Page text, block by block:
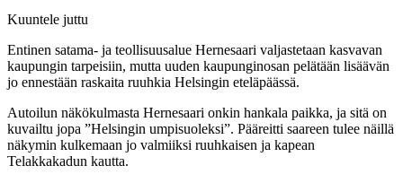
Kuuntele juttu
Entinen satama- ja teollisuusalue Hernesaari valjastetaan kasvavan
kaupungin tarpeisiin, mutta uuden kaupunginosan pelätään lisäävän
jo ennestään raskaita ruuhkia Helsingin eteläpäässä.
Autoilun näkökulmasta Hernesaari onkin hankala paikka, ja sitä on
kuvailtu jopa ”Helsingin umpisuoleksi”. Pääreitti saareen tulee näillä
näkymin kulkemaan jo valmiiksi ruuhkaisen ja kapean
Telakkakadun kautta.